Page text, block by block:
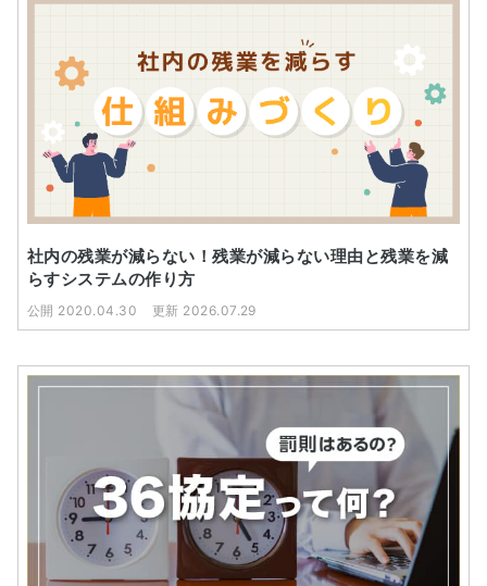
社内の残業が減らない！残業が減らない理由と残業を減
らすシステムの作り方
公開 2020.04.30 更新 2026.07.29